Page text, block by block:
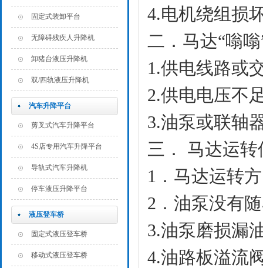
固定式装卸平台
无障碍残疾人升降机
卸猪台液压升降机
双/四轨液压升降机
汽车升降平台
剪叉式汽车升降平台
4S店专用汽车升降平台
导轨式汽车升降机
停车液压升降平台
液压登车桥
固定式液压登车桥
移动式液压登车桥
4.电机绕组损
二． 马达“嗡
1.供电线路或
2.供电电压不
3.油泵或联轴
三．
马达运
1． 马达运转
2． 油泵没有
3.油泵磨损漏
4.油路板溢流